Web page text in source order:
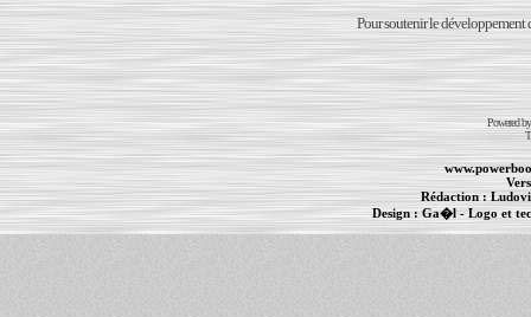
Pour soutenir le développement
Powered
Rédaction :
Design : Ga�l - Logo et
PowerBook-